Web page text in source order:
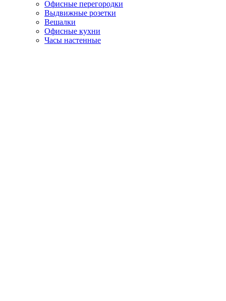
Офисные перегородки
Выдвижные розетки
Вешалки
Офисные кухни
Часы настенные